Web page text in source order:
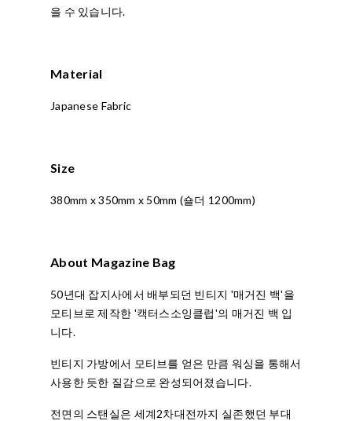
을 수 있습니다.
Material
Japanese Fabric
Size
380mm x 350mm x 50mm (숄더 1200mm)
About Magazine Bag
50년대 잡지사에서 배부되던 빈티지 '매거진 백'을
모티브로 제작한 '캑터스소잉클럽'의 매거진 백 입
니다.
빈티지 가방에서 모티브를 얻은 만큼 워싱을 통해서
사용한 듯한 질감으로 완성되어졌습니다.
전면의 스탠실은 세계2차대전까지 실존했던 부대